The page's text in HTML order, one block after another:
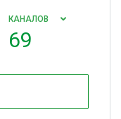
КАНАЛОВ
69